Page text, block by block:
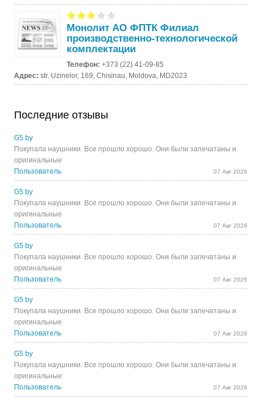
Монолит АО ФПТК Филиал
производственно-технологической
комплектации
Телефон:+373 (22) 41-09-85
Адрес:str. Uzinelor, 169, Chisinau, Moldova, MD2023
Последние отзывы
G5 by
Покупала наушники. Все прошло хорошо. Они были запечатаны и
оригинальные
Пользователь
07 Авг 2026
G5 by
Покупала наушники. Все прошло хорошо. Они были запечатаны и
оригинальные
Пользователь
07 Авг 2026
G5 by
Покупала наушники. Все прошло хорошо. Они были запечатаны и
оригинальные
Пользователь
07 Авг 2026
G5 by
Покупала наушники. Все прошло хорошо. Они были запечатаны и
оригинальные
Пользователь
07 Авг 2026
G5 by
Покупала наушники. Все прошло хорошо. Они были запечатаны и
оригинальные
Пользователь
07 Авг 2026